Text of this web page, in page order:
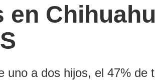
en
uno a dos hijos, el 47%